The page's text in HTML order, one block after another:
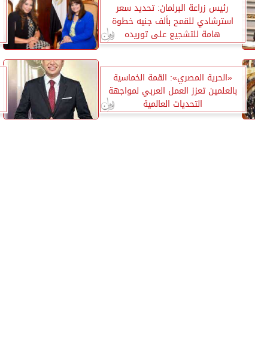
رئيس زراعة البرلمان: تحديد سعر
استرشادي للقمح بألف جنيه خطوة
هامة للتشجيع على توريده
«الحرية المصري»: القمة الخماسية
بالعلمين تعزز العمل العربي لمواجهة
التحديات العالمية